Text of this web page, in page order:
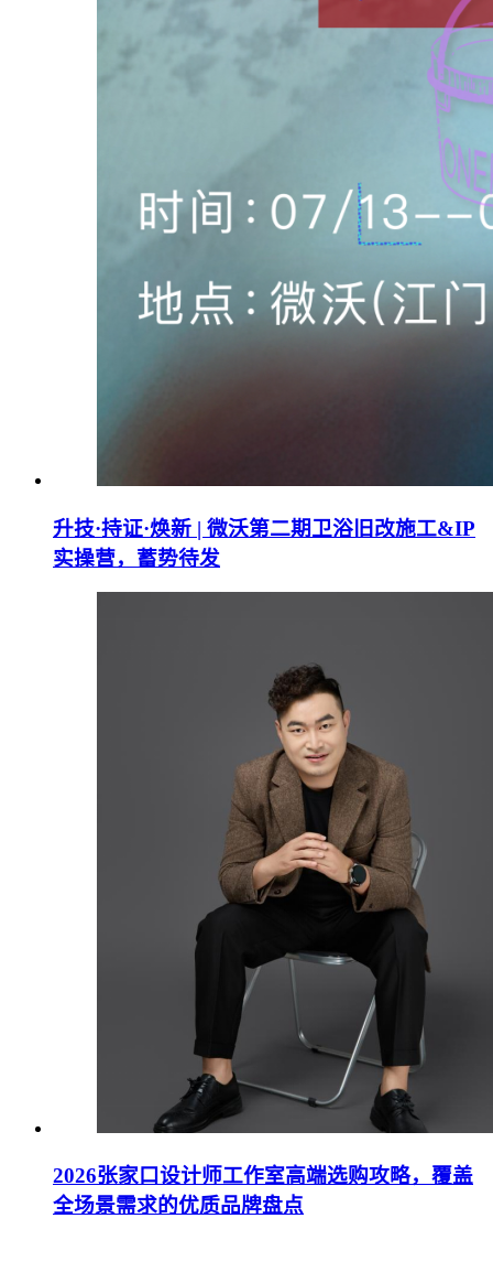
升技·持证·焕新 | 微沃第二期卫浴旧改施工&IP
实操营，蓄势待发
2026张家口设计师工作室高端选购攻略，覆盖
全场景需求的优质品牌盘点